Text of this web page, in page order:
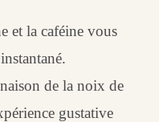
et la caféine vous
de la noix de
gustative